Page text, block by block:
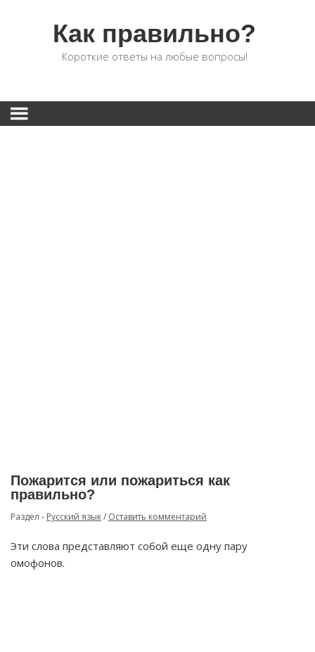
Как правильно?
Короткие ответы на любые вопросы!
Пожарится или пожариться как
правильно?
Раздел - Русский язык/ Оставить комментарий
Эти слова представляют собой еще одну пару
омофонов.